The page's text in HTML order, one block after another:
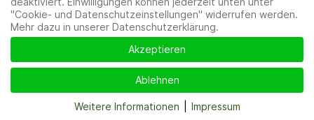
"Cookie- und Datenschutzeinstellungen" widerrufen werden.
Mehr dazu in unserer Datenschutzerklärung.
Akzeptieren
Ablehnen
Weitere Informationen Impressum